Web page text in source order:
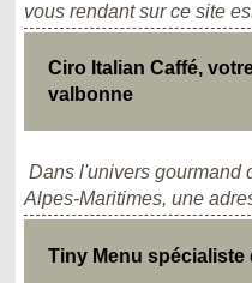
vous rendant sur ce site
Ciro Italian Caffé,
valbonne
Dans l'univers gourmand
Alpes-Maritimes, une
Tiny Menu spécialiste